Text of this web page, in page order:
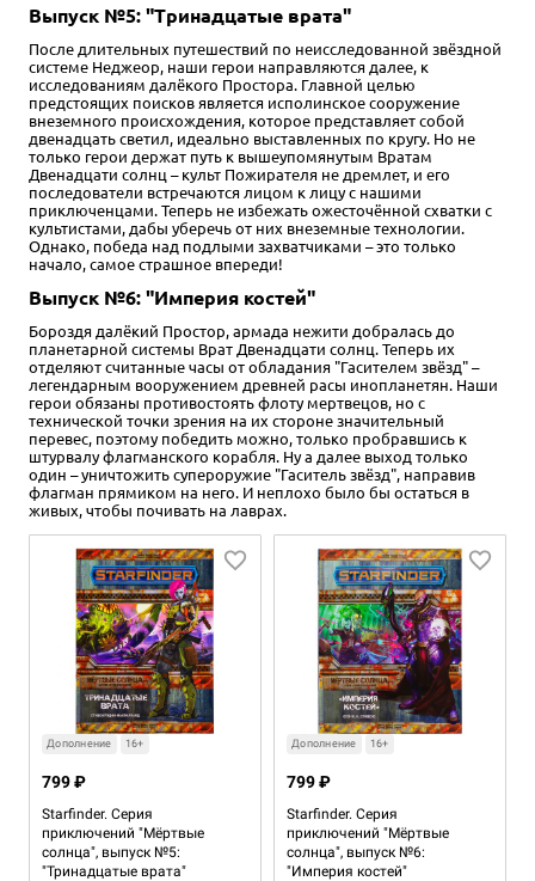
Выпуск №5: "Тринадцатые врата"
После длительных путешествий по неисследованной звёздной
системе Неджеор, наши герои направляются далее, к
исследованиям далёкого Простора. Главной целью
предстоящих поисков является исполинское сооружение
внеземного происхождения, которое представляет собой
двенадцать светил, идеально выставленных по кругу. Но не
только герои держат путь к вышеупомянутым Вратам
Двенадцати солнц – культ Пожирателя не дремлет, и его
последователи встречаются лицом к лицу с нашими
приключенцами. Теперь не избежать ожесточённой схватки с
культистами, дабы уберечь от них внеземные технологии.
Однако, победа над подлыми захватчиками – это только
начало, самое страшное впереди!
Выпуск №6: "Империя костей"
Бороздя далёкий Простор, армада нежити добралась до
планетарной системы Врат Двенадцати солнц. Теперь их
отделяют считанные часы от обладания "Гасителем звёзд" –
легендарным вооружением древней расы инопланетян. Наши
герои обязаны противостоять флоту мертвецов, но с
технической точки зрения на их стороне значительный
перевес, поэтому победить можно, только пробравшись к
штурвалу флагманского корабля. Ну а далее выход только
один – уничтожить супероружие "Гаситель звёзд", направив
флагман прямиком на него. И неплохо было бы остаться в
живых, чтобы почивать на лаврах.
Дополнение 16+
Starfinder. Серия
приключений "Мёртвые
солнца", выпуск №5:
"Тринадцатые врата"
799 ₽
Дополнение 16+
Starfinder. Серия
приключений "Мёртвые
солнца", выпуск №6:
"Империя костей"
799 ₽